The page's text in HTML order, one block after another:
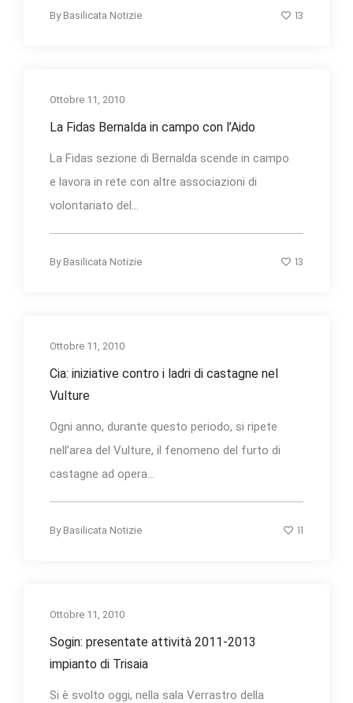
By Basilicata Notizie 13
Ottobre 11, 2010
La Fidas Bernalda in campo con l’Aido
La Fidas sezione di Bernalda scende in campo
e lavora in rete con altre associazioni di
volontariato del...
By Basilicata Notizie 13
Ottobre 11, 2010
Cia: iniziative contro i ladri di castagne nel
Vulture
Ogni anno, durante questo periodo, si ripete
nell’area del Vulture, il fenomeno del furto di
castagne ad opera...
By Basilicata Notizie 11
Ottobre 11, 2010
Sogin: presentate attività 2011-2013
impianto di Trisaia
Si è svolto oggi, nella sala Verrastro della